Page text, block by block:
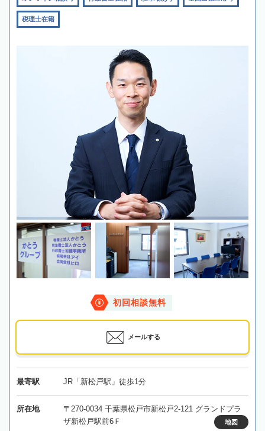
税理士在籍
初回相談無料
メールする
最寄駅 JR「新松戸駅」徒歩1分
所在地
〒270-0034 千葉県松戸市新松戸2-121 グランドプラ
ザ新松戸駅前6Ｆ
地図